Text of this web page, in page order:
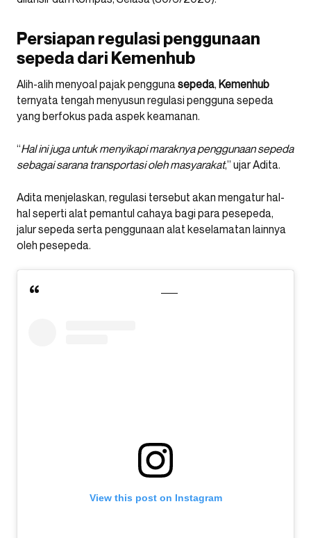
Persiapan regulasi penggunaan
sepeda dari Kemenhub
Alih-alih menyoal pajak penggunasepeda, Kemenhub
ternyata tengah menyusun regulasi pengguna sepeda
yang berfokus pada aspek keamanan.
“Hal ini juga untuk menyikapi maraknya penggunaan sepeda
sebagai sarana transportasi oleh masyarakat,” ujar Adita.
Adita menjelaskan, regulasi tersebut akan mengatur hal-
hal seperti alat pemantul cahaya bagi para pesepeda,
jalur sepeda serta penggunaan alat keselamatan lainnya
oleh pesepeda.
View this post on Instagram